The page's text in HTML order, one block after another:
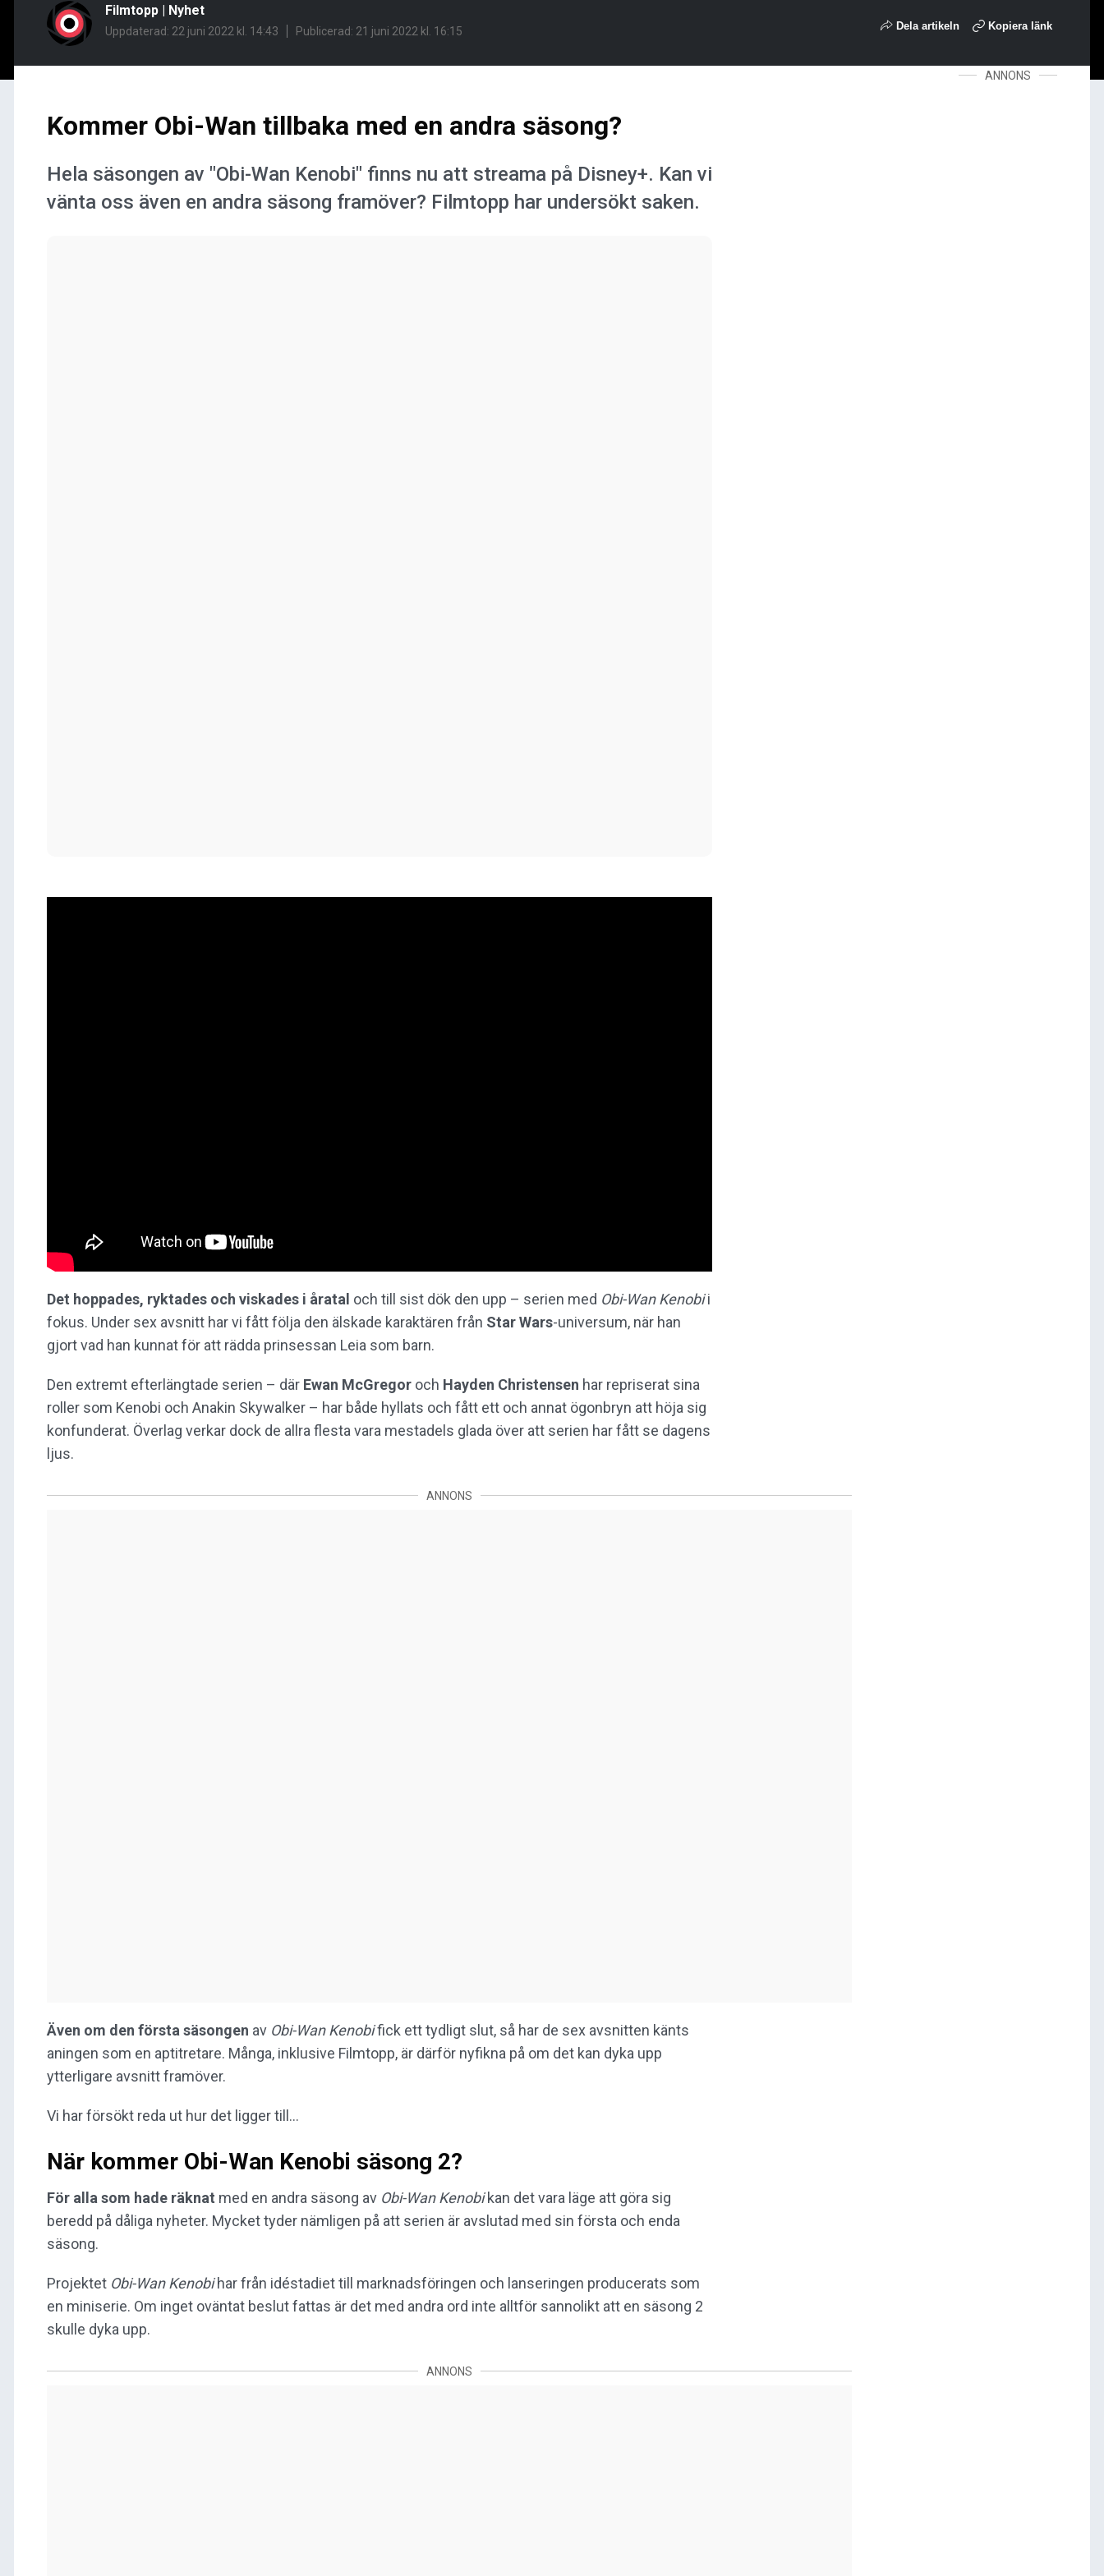
Filmtopp | Nyhet
Uppdaterad: 22 juni 2022 kl. 14:43 Publicerad: 21 juni 2022 kl. 16:15 Dela artikeln Kopiera länk
Kommer Obi-Wan tillbaka med en andra säsong?
Hela säsongen av "Obi-Wan Kenobi" finns nu att streama på Disney+. Kan vi
vänta oss även en andra säsong framöver? Filmtopp har undersökt saken.
Det hoppades, ryktades och viskades i åratal och till sist dök den upp – serien med Obi-Wan Kenobii
fokus. Under sex avsnitt har vi fått följa den älskade karaktären från Star Wars-universum, när han
gjort vad han kunnat för att rädda prinsessan Leia som barn.
Den extremt efterlängtade serien – där Ewan McGregor och Hayden Christensen har repriserat sina
roller som Kenobi och Anakin Skywalker – har både hyllats och fått ett och annat ögonbryn att höja sig
konfunderat. Överlag verkar dock de allra flesta vara mestadels glada över att serien har fått se dagens
ljus.
ANNONS
Även om den första säsongen av Obi-Wan Kenobifick ett tydligt slut, så har de sex avsnitten känts
aningen som en aptitretare. Många, inklusive Filmtopp, är därför nyfikna på om det kan dyka upp
ytterligare avsnitt framöver.
Vi har försökt reda ut hur det ligger till...
När kommer Obi-Wan Kenobi säsong 2?
För alla som hade räknat med en andra säsong av Obi-Wan Kenobikan det vara läge att göra sig
beredd på dåliga nyheter. Mycket tyder nämligen på att serien är avslutad med sin första och enda
säsong.
Projektet Obi-Wan Kenobihar från idéstadiet till marknadsföringen och lanseringen producerats som
en miniserie. Om inget oväntat beslut fattas är det med andra ord inte alltför sannolikt att en säsong 2
skulle dyka upp.
ANNONS
ANNONS